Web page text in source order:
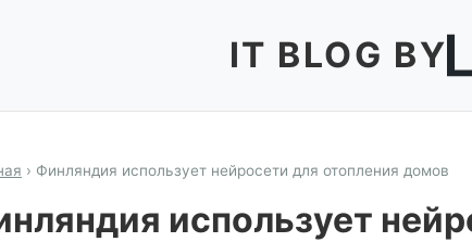
IT BLOG BY
› Финляндия использует нейросети для отопления домов
использует